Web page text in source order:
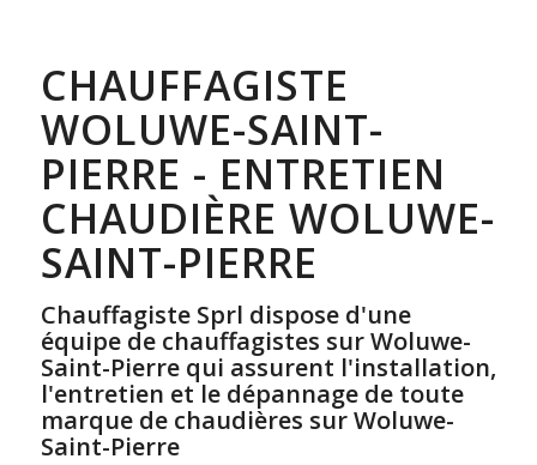
CHAUFFAGISTE
WOLUWE-SAINT-
PIERRE - ENTRETIEN
CHAUDIÈRE WOLUWE-
SAINT-PIERRE
Chauffagiste Sprl dispose d'une
équipe de chauffagistes sur Woluwe-
Saint-Pierre qui assurent l'installation,
l'entretien et le dépannage de toute
marque de chaudières sur Woluwe-
Saint-Pierre